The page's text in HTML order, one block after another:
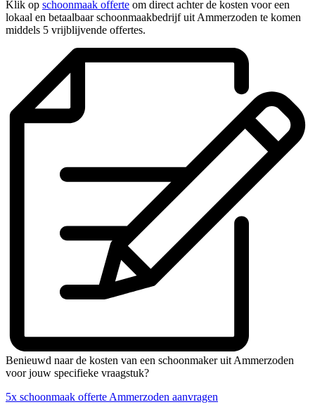
Klik op schoonmaak offerte om direct achter de kosten voor een
lokaal en betaalbaar schoonmaakbedrijf uit Ammerzoden te komen
middels 5 vrijblijvende offertes.
Benieuwd naar de kosten van een schoonmaker uit Ammerzoden
voor jouw specifieke vraagstuk?
5x schoonmaak offerte Ammerzoden aanvragen